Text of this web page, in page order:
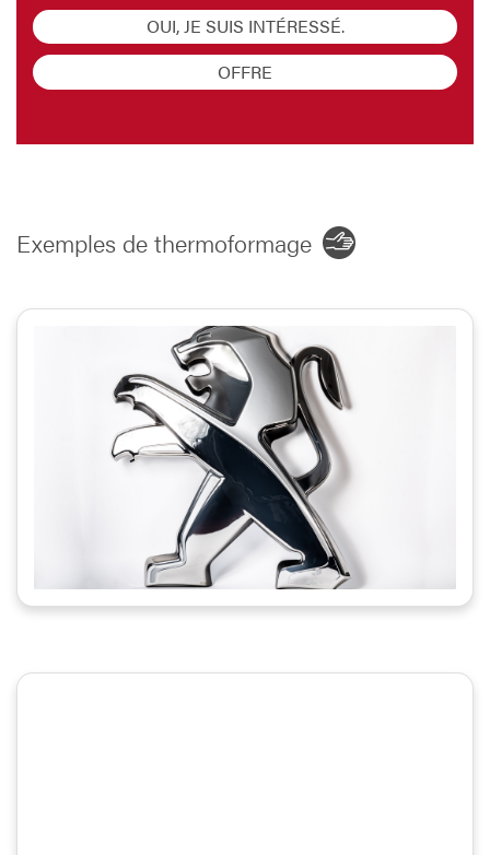
OUI, JE SUIS INTÉRESSÉ.
OFFRE
Exemples de thermoformage